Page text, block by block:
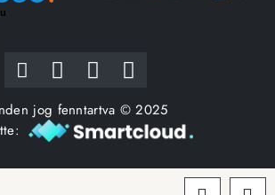
jog fenntartva © 2025